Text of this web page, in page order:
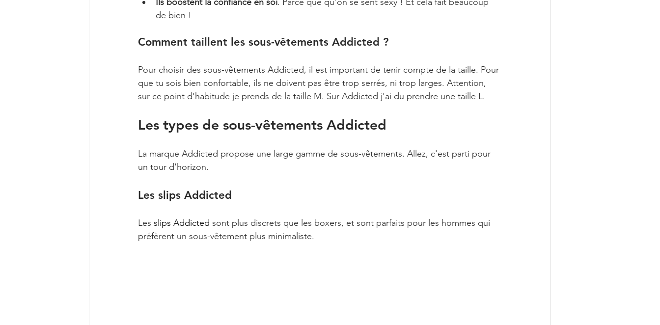
de bien !
Comment taillent les sous-vêtements Addicted ?
Pour choisir des sous-vêtements Addicted, il est important de tenir compte de la taille. Pour
que tu sois bien confortable, ils ne doivent pas être trop serrés, ni trop larges. Attention,
sur ce point d'habitude je prends de la taille M. Sur Addicted j'ai du prendre une taille L.
Les types de sous-vêtements Addicted
La marque Addicted propose une large gamme de sous-vêtements. Allez, c'est parti pour
un tour d'horizon.
Les slips Addicted
Les slips Addicted sont plus discrets que les boxers, et sont parfaits pour les hommes qui
préfèrent un sous-vêtement plus minimaliste.